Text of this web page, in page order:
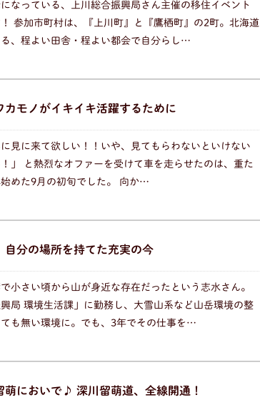
なっている、上川総合振興局さん主催の移住イベント
参加市町村は、『上川町』と『鷹栖町』の2町。北海道
、程よい田舎・程よい都会で自分らし…
カモノがイキイキ活躍するために
に見に来て欲しい！！いや、見てもらわないといけない
」 と熱烈なオファーを受けて車を走らせたのは、重た
めた9月の初旬でした。 向か…
自分の場所を持てた充実の今
小さい頃から山が身近な存在だったという志水さん。
局 環境生活課」に勤務し、大雪山系など山岳環境の整
も無い環境に。でも、3年でその仕事を…
萌においで♪ 深川留萌道、全線開通！